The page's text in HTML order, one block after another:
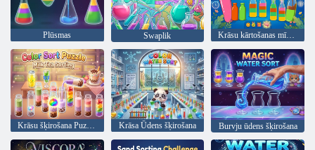
Plūsmas Swaplik Krāsu kārtošanas mīkla 2023
Krāsa Ūdens šķirošana Burvju ūdens šķirošana